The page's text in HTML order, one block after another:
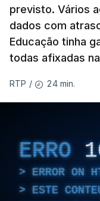
previsto. Vários
dados com
Educação tinha
todas afixadas
RTP / 24 min.
ERRO
ERROR ON
ESTE